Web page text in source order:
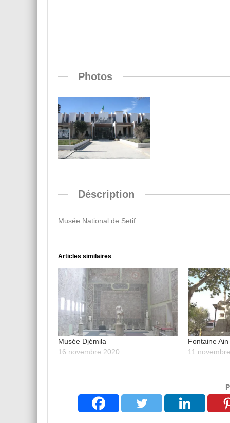
Photos
Déscription
Musée National de Setif.
Articles similaires
Musée Djémila
16 novembre 2020
Fontaine
11